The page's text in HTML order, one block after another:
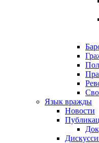
Язык вражды
Новости